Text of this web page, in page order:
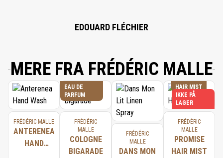
EDOUARD FLÉCHIER
MERE FRA FRÉDÉRIC MALLE
FRÉDÉRIC MALLE
ANTERENEA
HAND
EAU DE
PARFUM
FRÉDÉRIC
MALLE
COLOGNE
BIGARADE
FRÉDÉRIC
MALLE
DANS MON
HAIR MIST
IKKE PÅ
LAGER
FRÉDÉRIC
MALLE
PROMISE
HAIR MIST